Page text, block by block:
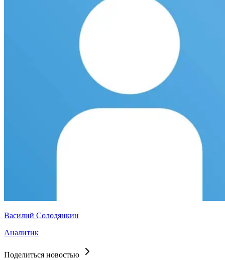
Василий Солодянкин
Аналитик
Поделиться новостью